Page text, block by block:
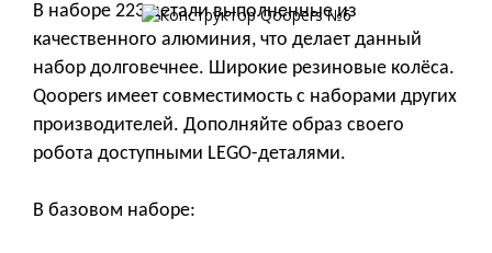
В наборе 223 детали выполненные из
качественного алюминия, что делает данный
набор долговечнее. Широкие резиновые колёса.
Qoopers имеет совместимость с наборами других
производителей. Дополняйте образ своего
робота доступными LEGO-деталями.
В базовом наборе: